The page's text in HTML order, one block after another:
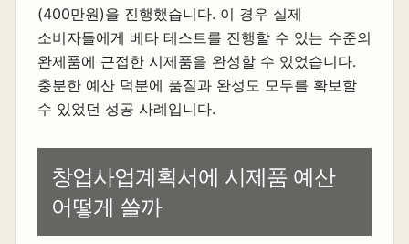
(400만원)을 진행했습니다. 이 경우 실제
소비자들에게 베타 테스트를 진행할 수 있는 수준의
완제품에 근접한 시제품을 완성할 수 있었습니다.
충분한 예산 덕분에 품질과 완성도 모두를 확보할
수 있었던 성공 사례입니다.
창업사업계획서에 시제품 예산
어떻게 쓸까